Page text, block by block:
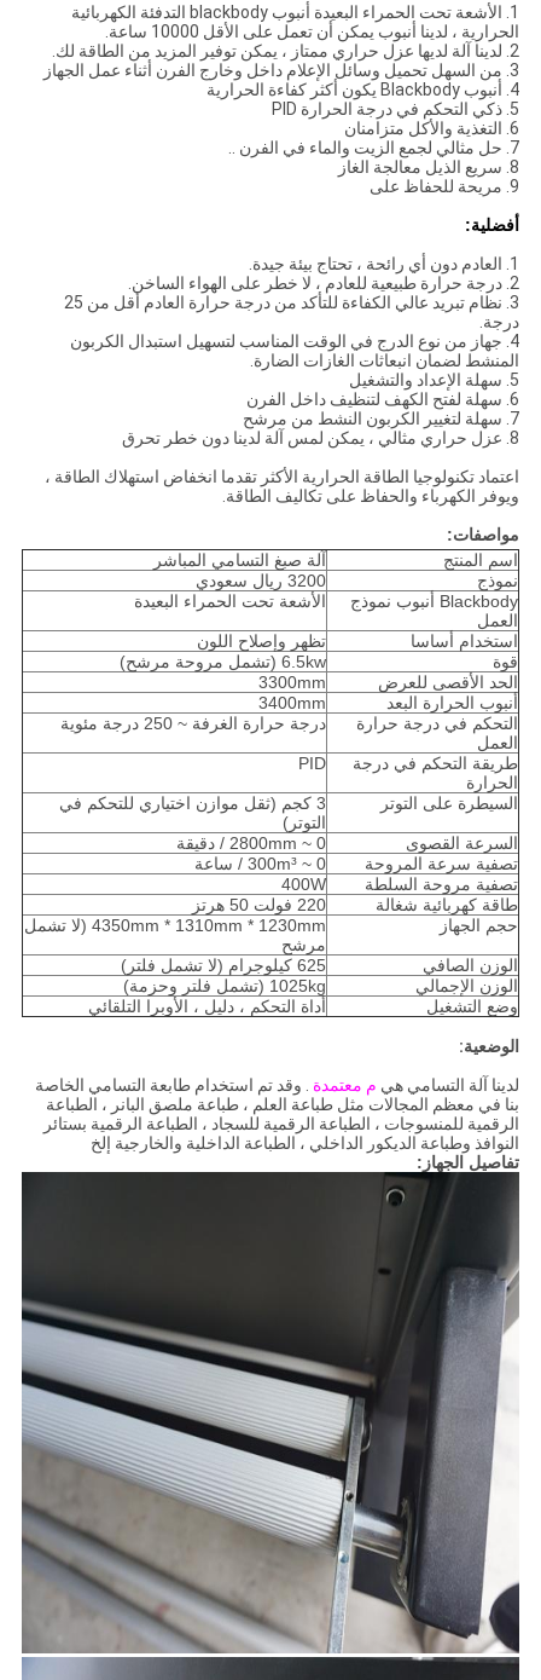
1. الأشعة تحت الحمراء البعيدة أنبوب blackbody التدفئة الكهربائية
الحرارية ، لدينا أنبوب يمكن أن تعمل على الأقل 10000 ساعة.
2. لدينا آلة لديها عزل حراري ممتاز ، يمكن توفير المزيد من الطاقة لك.
3. من السهل تحميل وسائل الإعلام داخل وخارج الفرن أثناء عمل الجهاز
4. أنبوب Blackbody يكون أكثر كفاءة الحرارية
5. ذكي التحكم في درجة الحرارة PID
6. التغذية والأكل متزامنان
7. حل مثالي لجمع الزيت والماء في الفرن ..
8. سريع الذيل معالجة الغاز
9. مريحة للحفاظ على
أفضلية:
1. العادم دون أي رائحة ، تحتاج بيئة جيدة.
2. درجة حرارة طبيعية للعادم ، لا خطر على الهواء الساخن.
3. نظام تبريد عالي الكفاءة للتأكد من درجة حرارة العادم أقل من 25
درجة.
4. جهاز من نوع الدرج في الوقت المناسب لتسهيل استبدال الكربون
المنشط لضمان انبعاثات الغازات الضارة.
5. سهلة الإعداد والتشغيل
6. سهلة لفتح الكهف لتنظيف داخل الفرن
7. سهلة لتغيير الكربون النشط من مرشح
8. عزل حراري مثالي ، يمكن لمس آلة لدينا دون خطر تحرق
اعتماد تكنولوجيا الطاقة الحرارية الأكثر تقدما انخفاض استهلاك الطاقة ،
ويوفر الكهرباء والحفاظ على تكاليف الطاقة.
مواصفات:
اسم المنتج
آلة صبغ التسامي المباشر
نموذج
3200 ريال سعودي
Blackbody أنبوب نموذج
العمل
الأشعة تحت الحمراء البعيدة
استخدام أساسا
تظهر وإصلاح اللون
قوة
6.5kw (تشمل مروحة مرشح)
الحد الأقصى للعرض
3300mm
أنبوب الحرارة البعد
3400mm
التحكم في درجة حرارة
العمل
درجة حرارة الغرفة ~ 250 درجة مئوية
طريقة التحكم في درجة
الحرارة
PID
السيطرة على التوتر
3 كجم (ثقل موازن اختياري للتحكم في
التوتر)
السرعة القصوى
0 ~ 2800mm / دقيقة
تصفية سرعة المروحة
0 ~ 300m³ / ساعة
تصفية مروحة السلطة
400W
طاقة كهربائية شغالة
220 فولت 50 هرتز
حجم الجهاز
4350mm * 1310mm * 1230mm (لا تشمل
مرشح
الوزن الصافي
625 كيلوجرام (لا تشمل فلتر)
الوزن الإجمالي
1025kg (تشمل فلتر وحزمة)
وضع التشغيل
أداة التحكم ، دليل ، الأوبرا التلقائي
الوضعية:
لدينا آلة التسامي هي م معتمدة . وقد تم استخدام طابعة التسامي الخاصة
بنا في معظم المجالات مثل طباعة العلم ، طباعة ملصق البانر ، الطباعة
الرقمية للمنسوجات ، الطباعة الرقمية للسجاد ، الطباعة الرقمية بستائر
النوافذ وطباعة الديكور الداخلي ، الطباعة الداخلية والخارجية إلخ
تفاصيل الجهاز: